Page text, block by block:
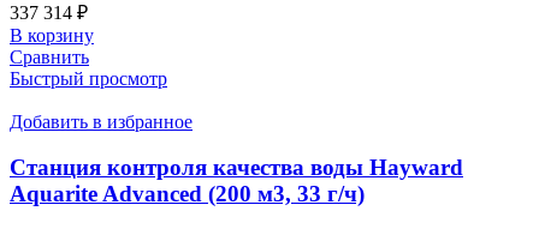
337 314 ₽
В корзину
Сравнить
Быстрый просмотр
Добавить в избранное
Станция контроля качества воды Hayward
Aquarite Advanced (200 м3, 33 г/ч)